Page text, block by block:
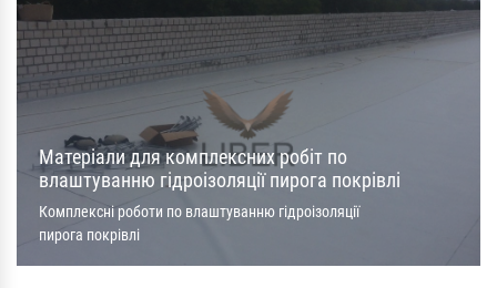
Матеріали для комплексних робіт по
влаштуванню гідроізоляції пирога покрівлі
Комплексні роботи по влаштуванню гідроізоляції
пирога покрівлі